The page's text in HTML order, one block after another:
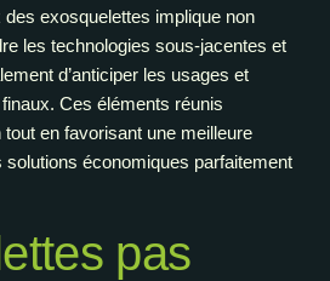
exosquelettes implique non
les technologies sous-jacentes et
d’anticiper les usages et
Ces éléments réunis
tout en favorisant une meilleure
économiques parfaitement
pas